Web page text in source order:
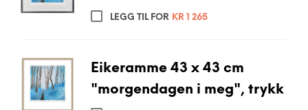
LEGG TIL FOR KR 1 265
Eikeramme 43 x 43 cm
"morgendagen i meg", trykk